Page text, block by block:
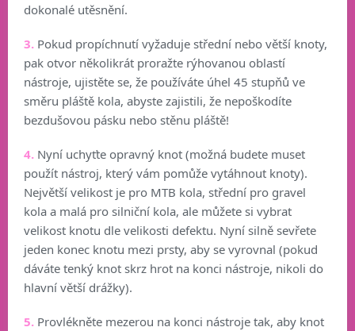
dokonalé utěsnění.
3. Pokud propíchnutí vyžaduje střední nebo větší knoty,
pak otvor několikrát proražte rýhovanou oblastí
nástroje, ujistěte se, že používáte úhel 45 stupňů ve
směru pláště kola, abyste zajistili, že nepoškodíte
bezdušovou pásku nebo stěnu pláště!
4. Nyní uchyťte opravný knot (možná budete muset
použít nástroj, který vám pomůže vytáhnout knoty).
Největší velikost je pro MTB kola, střední pro gravel
kola a malá pro silniční kola, ale můžete si vybrat
velikost knotu dle velikosti defektu. Nyní silně sevřete
jeden konec knotu mezi prsty, aby se vyrovnal (pokud
dáváte tenký knot skrz hrot na konci nástroje, nikoli do
hlavní větší drážky).
5. Provlékněte mezerou na konci nástroje tak, aby knot